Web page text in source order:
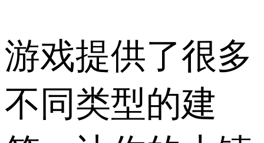
游戏提供了很多
不同类型的建